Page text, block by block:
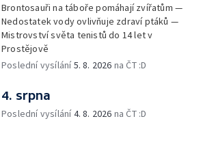
Brontosauři na táboře pomáhají zvířatům —
Nedostatek vody ovlivňuje zdraví ptáků —
Mistrovství světa tenistů do 14 let v
Prostějově
Poslední vysílání5. 8. 2026 na ČT :D
4. srpna
Poslední vysílání4. 8. 2026 na ČT :D